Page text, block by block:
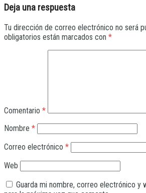
Deja una respuesta
Tu dirección de correo electrónico no será
obligatorios están marcados con *
Comentario *
Nombre *
Correo electrónico *
Web
Guarda mi nombre, correo electrónico y